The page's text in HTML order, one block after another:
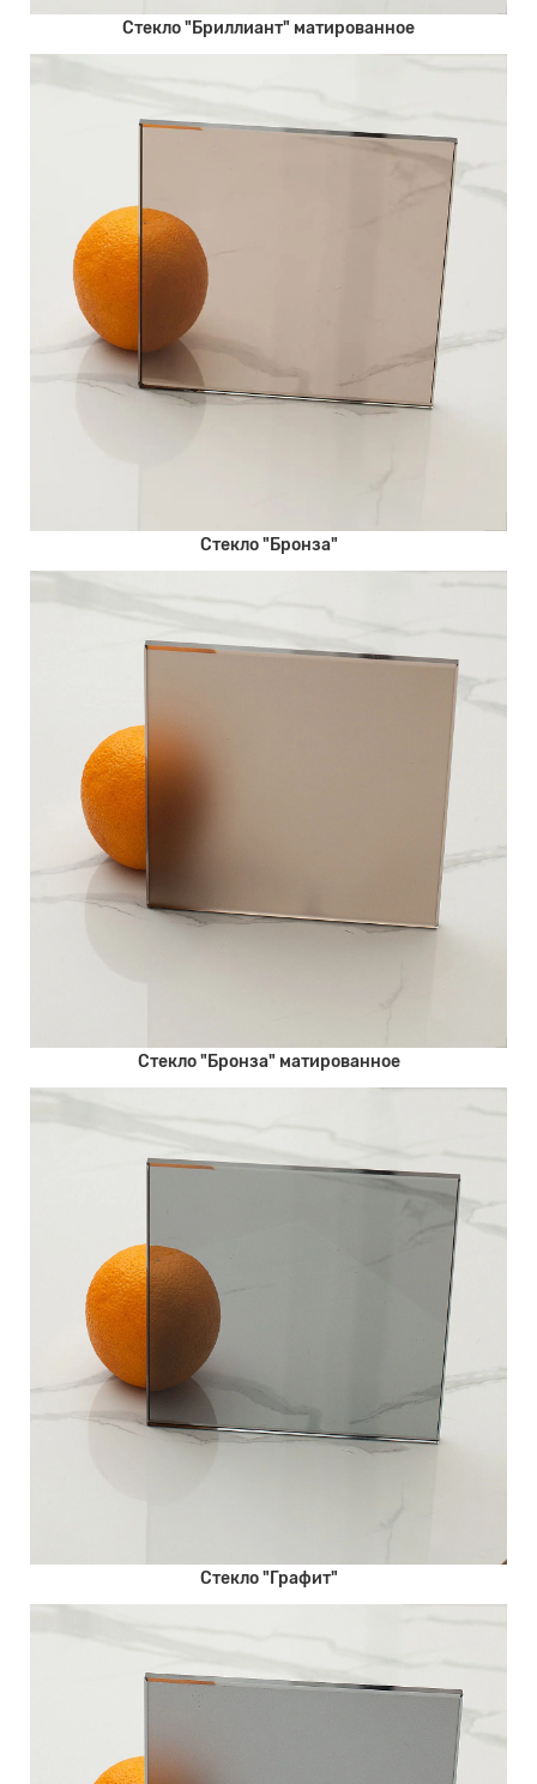
Стекло "Бриллиант" матированное
Стекло "Бронза"
Стекло "Бронза" матированное
Стекло "Графит"